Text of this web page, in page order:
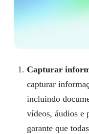
Capturar
capturar
incluindo
vídeos, áudios e
garante que